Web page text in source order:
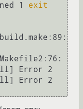
1 exit
Error 2
Error 2